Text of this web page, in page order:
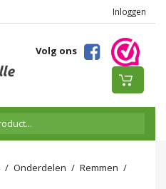
Inloggen
Volg ons
Onderdelen
Remmen